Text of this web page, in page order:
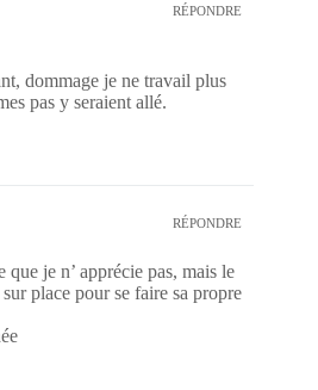
RÉPONDRE
dommage je ne travail plus
pas y seraient allé.
RÉPONDRE
que je n’ apprécie pas, mais le
place pour se faire sa propre